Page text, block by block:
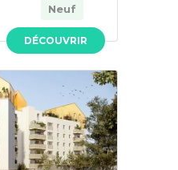
DÉCOUVRIR
Neuf